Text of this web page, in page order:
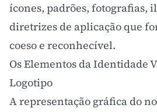
ícones, padrões, fotografias,
diretrizes de aplicação que
coeso e reconhecível.
Os Elementos da Identidade
Logotipo
A representação gráfica do